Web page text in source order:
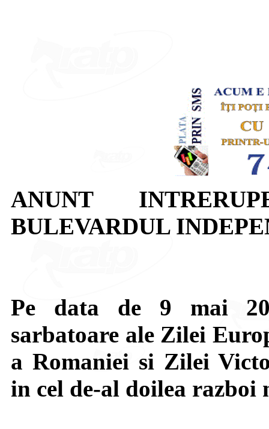
ANUNT
BULEVARDUL
Pe data de 9 mai
sarbatoare ale Zilei
a Romaniei si Zilei
in cel de-al doilea razboi